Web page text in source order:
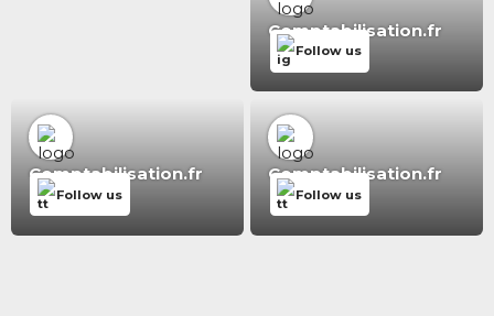
Comptabilisation.fr
Follow us
Comptabilisation.fr
Follow us
Comptabilisation.fr
Follow us